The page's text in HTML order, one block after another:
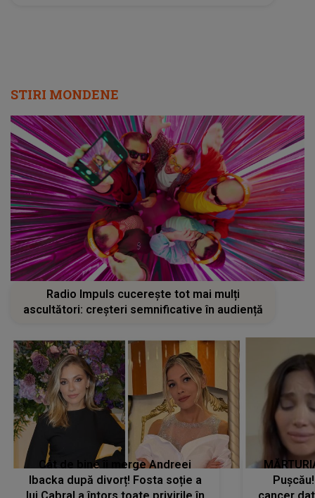
STIRI MONDENE
Radio Impuls cucerește tot mai mulți
ascultători: creșteri semnificative în audiență
Cât de bine îi merge Andreei
Ibacka după divorț! Fosta soție a